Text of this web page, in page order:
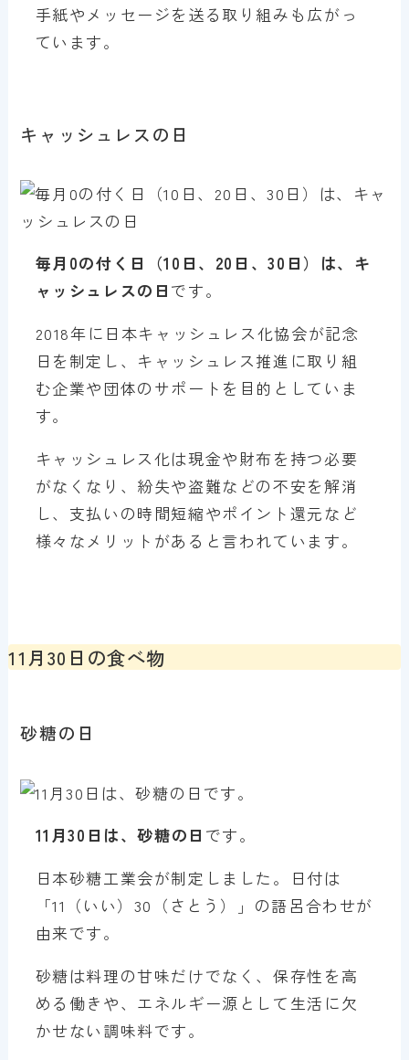
手紙やメッセージを送る取り組みも広がっ
ています。
キャッシュレスの日
毎月0の付く日（10日、20日、30日）は、キ
ャッシュレスの日 です。
2018年に日本キャッシュレス化協会が記念
日を制定し、キャッシュレス推進に取り組
む企業や団体のサポートを目的としていま
す。
キャッシュレス化は現金や財布を持つ必要
がなくなり、紛失や盗難などの不安を解消
し、支払いの時間短縮やポイント還元など
様々なメリットがあると言われています。
11月30日の食べ物
砂糖の日
11月30日は、砂糖の日 です。
日本砂糖工業会が制定しました。日付は
「11（いい）30（さとう）」の語呂合わせが
由来です。
砂糖は料理の甘味だけでなく、保存性を高
める働きや、エネルギー源として生活に欠
かせない調味料です。